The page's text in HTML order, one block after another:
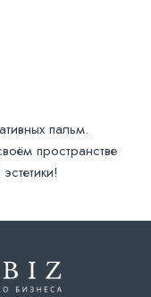
пальм.
пространстве